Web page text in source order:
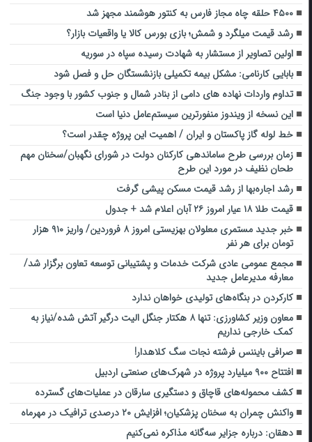
۴۵۰۰ حلقه چاه مجاز فارس به کنتور هوشمند مجهز شد
رشد قیمت میلگرد و شمش؛ بازی بورس کالا یا واقعیات بازار؟
اولین تصاویر از مستشار به شهادت رسیده سپاه در سوریه
بابایی کارنامی: مشکل بیمه تکمیلی بازنشستگان حل و فصل شود
تداوم واردات نهاده های دامی از بنادر شمال و جنوب کشور با وجود جنگ
این نسخه از ویندوز منفورترین سیستم‌عامل دنیا است
خط لوله گاز پاکستان و ایران / اهمیت این پروژه چقدر است؟
زمان بررسی طرح ساماندهی کارکنان دولت در شورای نگهبان/سخنان مهم
طحان نظیف در مورد این طرح
رشد اجاره‌بها از رشد قیمت مسکن پیشی گرفت
قیمت طلا ۱۸ عیار امروز ۲۶ آبان اعلام شد + جدول
خبر جدید مستمری معلولان بهزیستی امروز ۸ فروردین/ واریز ۹۱۰ هزار
تومان برای هر نفر
مجمع عمومی عادی شرکت خدمات و پشتیبانی توسعه تعاون برگزار شد/
معارفه مدیرعامل جدید
کارکردن در بنگاه‌های تولیدی خواهان ندارد
معاون وزیر کشاورزی: تنها ۸ هکتار جنگل الیت درگیر آتش شده/نیاز به
کمک خارجی نداریم
صرافی بایننس فرشته نجات سگ کلاهدار!
‌افتتاح‌ ۹۰۰ میلیارد پروژه در شهرک‌های صنعتی اردبیل
کشف محموله‌های قاچاق و دستگیری سارقان در عملیات‌های گسترده
واکنش چمران به سخنان پزشکیان؛ افزایش ۲۰ درصدی ترافیک در مهرماه
دهقان: درباره جزایر سه‌گانه مذاکره نمی‌کنیم